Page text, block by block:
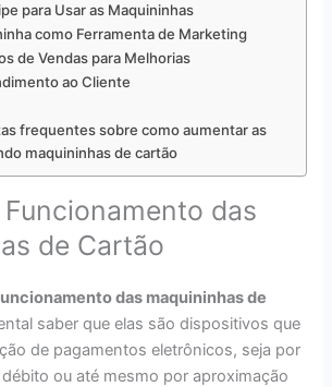
para Usar as Maquininhas
como Ferramenta de Marketing
de Vendas para Melhorias
ao Cliente
frequentes sobre como aumentar as
maquininhas de cartão
das
de Cartão
das maquininhas de
saber que elas são dispositivos que
de pagamentos eletrônicos, seja por
ou até mesmo por aproximação